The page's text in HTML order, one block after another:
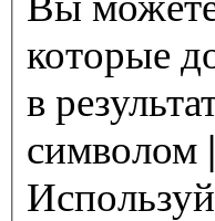
которые
в
символом |